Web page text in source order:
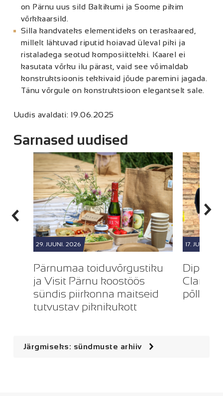
on Pärnu uus sild Baltikumi ja Soome pikim
võrkkaarsild.
Silla kandvateks elementideks on teraskaared,
millelt lähtuvad riputid hoiavad üleval piki ja
ristaladega seotud komposiittekki. Kaarel ei
kasutata võrku ilu pärast, vaid see võimaldab
konstruktsioonis tekkivaid jõude paremini jagada.
Tänu võrgule on konstruktsioon elegantselt sale.
Uudis avaldati: 19.06.2025
Sarnased uudised
29. JUUNI. 2026
Pärnumaa toiduvõrgustiku
ja Visit Pärnu koostöös
sündis piirkonna maitseid
tutvustav piknikukott
17. JUUNI.
Järgmiseks: sündmuste arhiiv